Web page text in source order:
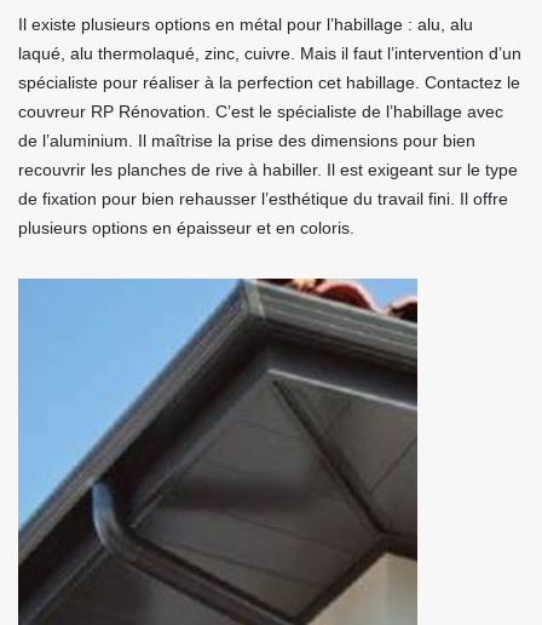
Il existe plusieurs options en métal pour l’habillage : alu, alu
laqué, alu thermolaqué, zinc, cuivre. Mais il faut l’intervention d’un
spécialiste pour réaliser à la perfection cet habillage. Contactez le
couvreur RP Rénovation. C’est le spécialiste de l’habillage avec
de l’aluminium. Il maîtrise la prise des dimensions pour bien
recouvrir les planches de rive à habiller. Il est exigeant sur le type
de fixation pour bien rehausser l’esthétique du travail fini. Il offre
plusieurs options en épaisseur et en coloris.